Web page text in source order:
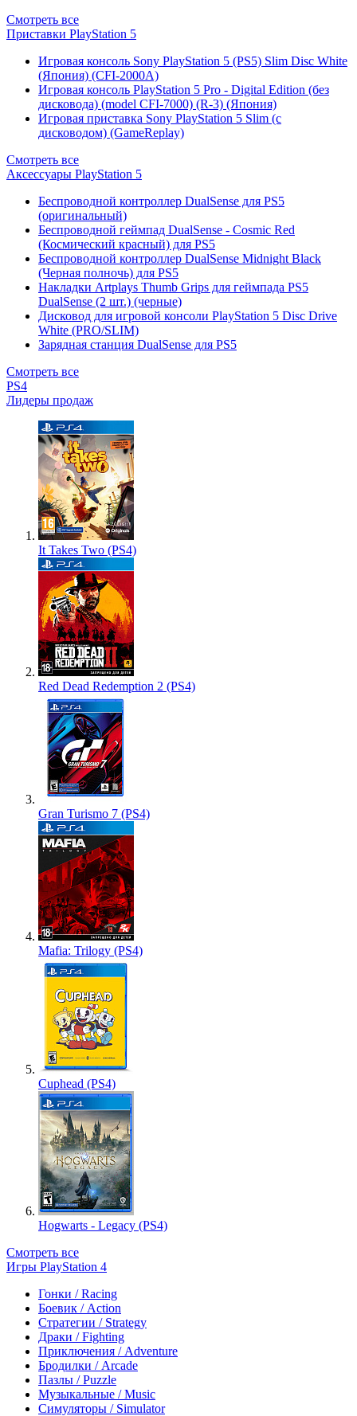
Смотреть все
Приставки PlayStation 5
Игровая консоль Sony PlayStation 5 (PS5) Slim Disc White
(Япония) (CFI-2000A)
Игровая консоль PlayStation 5 Pro - Digital Edition (без
дисковода) (model CFI-7000) (R-3) (Япония)
Игровая приставка Sony PlayStation 5 Slim (с
дисководом) (GameReplay)
Смотреть все
Аксессуары PlayStation 5
Беспроводной контроллер DualSense для PS5
(оригинальный)
Беспроводной геймпад DualSense - Cosmic Red
(Космический красный) для PS5
Беспроводной контроллер DualSense Midnight Black
(Черная полночь) для PS5
Накладки Artplays Thumb Grips для геймпада PS5
DualSense (2 шт.) (черные)
Дисковод для игровой консоли PlayStation 5 Disc Drive
White (PRO/SLIM)
Зарядная станция DualSense для PS5
Смотреть все
PS4
Лидеры продаж
It Takes Two (PS4)
Red Dead Redemption 2 (PS4)
Gran Turismo 7 (PS4)
Mafia: Trilogy (PS4)
Cuphead (PS4)
Hogwarts - Legacy (PS4)
Смотреть все
Игры PlayStation 4
Гонки / Racing
Боевик / Action
Стратегии / Strategy
Драки / Fighting
Приключения / Adventure
Бродилки / Arcade
Пазлы / Puzzle
Музыкальные / Music
Симуляторы / Simulator